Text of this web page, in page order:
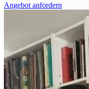
Angebot anfordern